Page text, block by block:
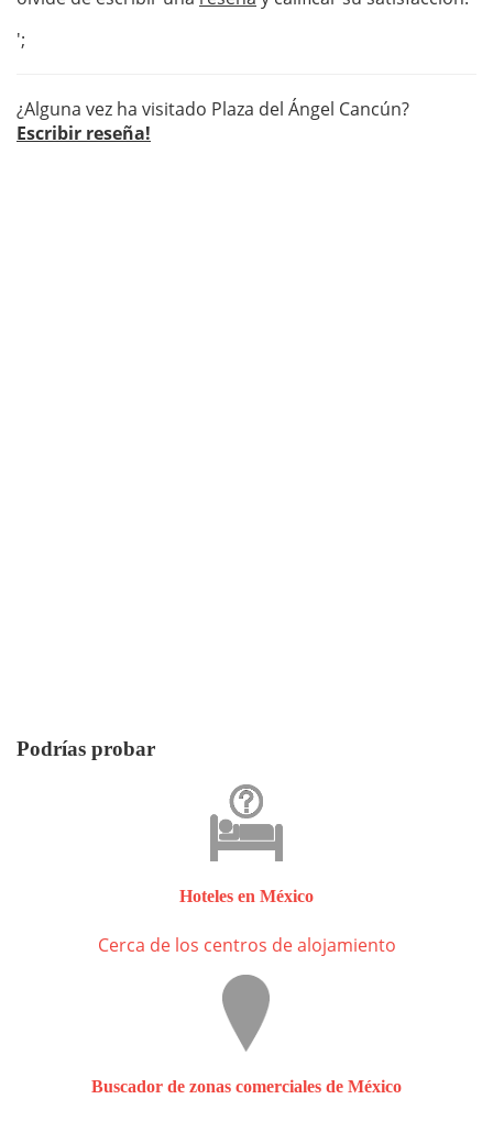
';
¿Alguna vez ha visitado Plaza del Ángel Cancún?
Escribir reseña!
Podrías probar
Hoteles en México
Cerca de los centros de alojamiento
Buscador de zonas comerciales de México